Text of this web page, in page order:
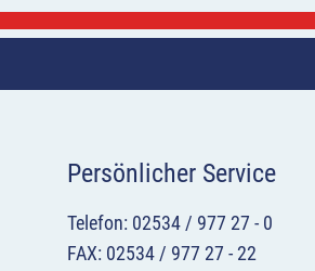
Persönlicher Service
Telefon: 02534 / 977 27 - 0
FAX: 02534 / 977 27 - 22